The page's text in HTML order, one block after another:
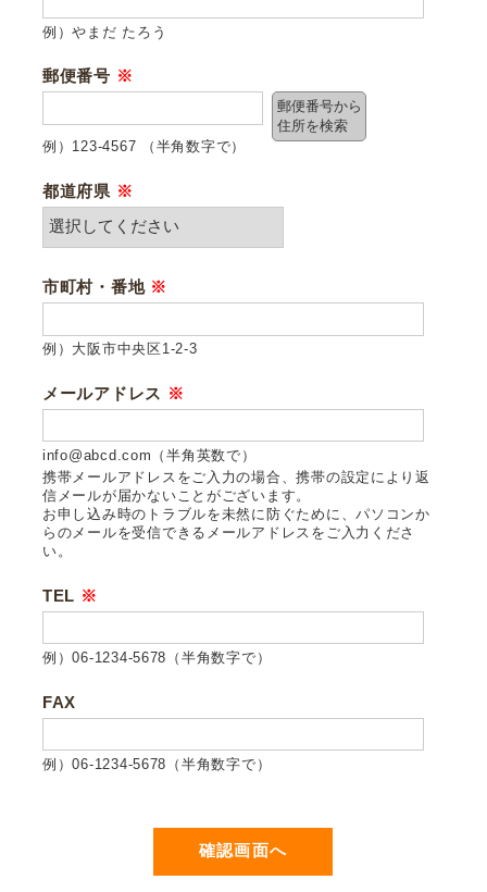
例）やまだ たろう
郵便番号 ※
郵便番号から
住所を検索
例）123-4567 （半角数字で）
都道府県 ※
市町村・番地 ※
例）大阪市中央区1-2-3
メールアドレス ※
info@abcd.com（半角英数で）
携帯メールアドレスをご入力の場合、携帯の設定により返
信メールが届かないことがございます。
お申し込み時のトラブルを未然に防ぐために、パソコンか
らのメールを受信できるメールアドレスをご入力くださ
い。
TEL ※
例）06-1234-5678（半角数字で）
FAX
例）06-1234-5678（半角数字で）